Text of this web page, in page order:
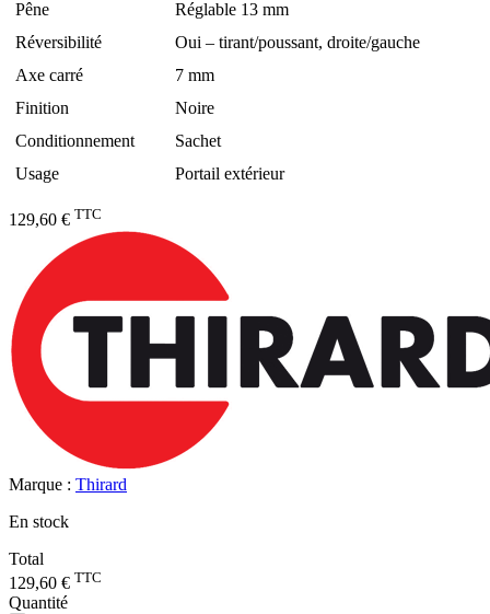
Pêne
Réglable 13 mm
Réversibilité
Oui – tirant/poussant, droite/gauche
Axe carré
7 mm
Finition
Noire
Conditionnement
Sachet
Usage
Portail extérieur
129,60 € TTC
Marque : Thirard
En stock
Total
129,60 € TTC
Quantité